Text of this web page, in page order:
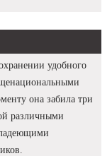
удобного
она забила три
различными